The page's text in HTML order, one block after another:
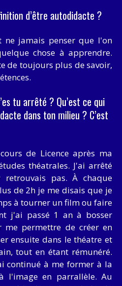
d’être autodidacte ?
ne jamais penser que l'on
chose à apprendre.
de toujours plus de savoir,
tu arrêté ? Qu’est ce qui
dans ton milieu ? C’est
de Licence après ma
théatrales. J'ai arrêté
pas. À chaque
de 2h je me disais que je
à tourner un film ou faire
j'ai passé 1 an à bosser
permettre de créer en
ensuite dans le théatre et
tout en étant rémunéré.
continué à me former à la
l'image en parrallèle. Au